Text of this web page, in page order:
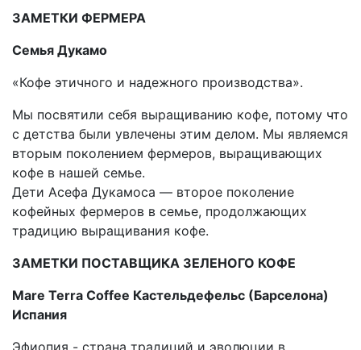
ЗАМЕТКИ ФЕРМЕРА
Семья Дукамо
«Кофе этичного и надежного производства».
Мы посвятили себя выращиванию кофе, потому что
с детства были увлечены этим делом. Мы являемся
вторым поколением фермеров, выращивающих
кофе в нашей семье.
Дети Асефа Дукамоса — второе поколение
кофейных фермеров в семье, продолжающих
традицию выращивания кофе.
ЗАМЕТКИ ПОСТАВЩИКА ЗЕЛЕНОГО КОФЕ
Mare Terra Coffee Кастельдефельс (Барселона)
Испания